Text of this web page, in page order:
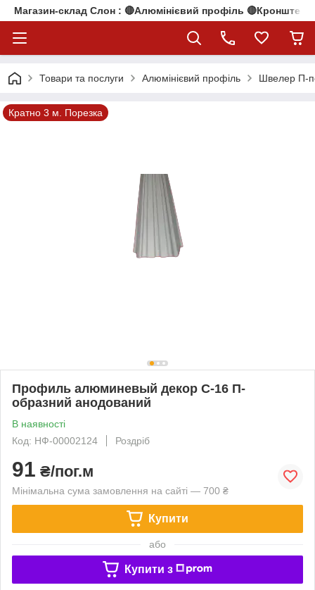
Магазин-склад Слон : 🔴Алюмінієвий профіль
Товари та послуги Алюмінієвий профіль Швелер П-
Кратно 3 м. Порезка
Профиль алюминевый декор С-16 П-
образний анодований
В наявності
Код: НФ-00002124
Роздріб
91 ₴/пог.м
Мінімальна сума замовлення на сайті — 700 ₴
Купити
або
Купити з